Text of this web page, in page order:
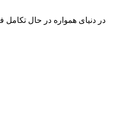
در دنیای همواره در حال تکامل